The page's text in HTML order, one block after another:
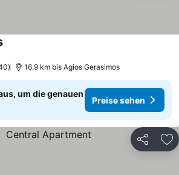
Preise sehen
16.9 km bis Agios Gerasimos
um die genauen
Preise sehen
Teilen